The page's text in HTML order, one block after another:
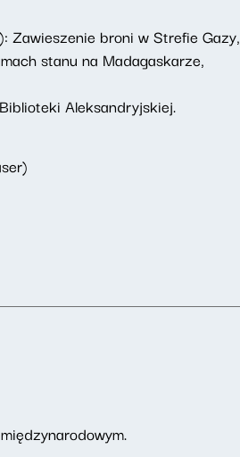
Zawieszenie broni w Strefie Gazy,
stanu na Madagaskarze,
Aleksandryjskiej.